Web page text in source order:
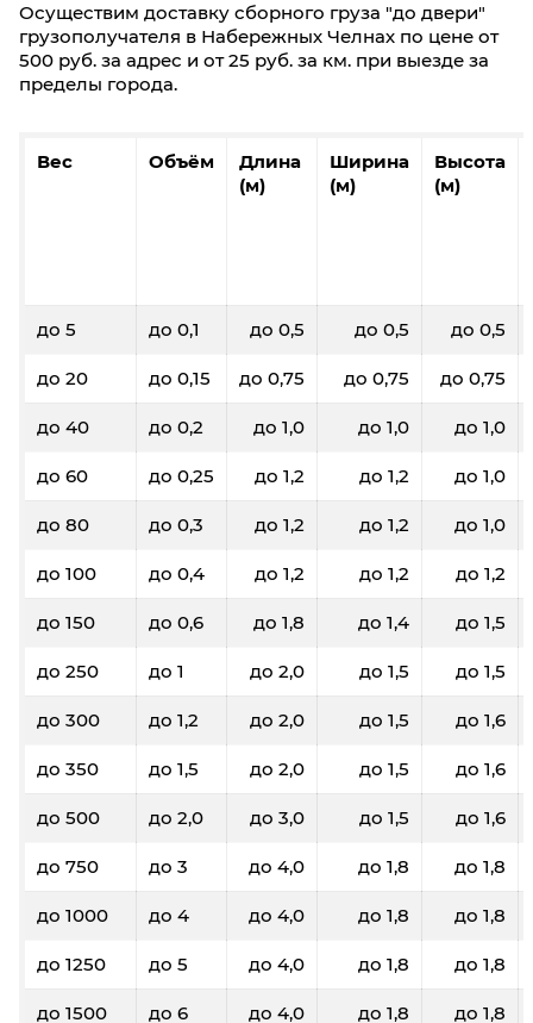
Осуществим доставку сборного груза "до двери"
грузополучателя в Набережных Челнах по цене от
500 руб. за адрес и от 25 руб. за км. при выезде за
пределы города.
Вес Объём
Длина
(м)
Ширина
(м)
Высота
(м)
до 5 до 0,1 до 0,5 до 0,5 до 0,5
до 20 до 0,15 до 0,75 до 0,75 до 0,75
до 40 до 0,2 до 1,0 до 1,0 до 1,0
до 60 до 0,25 до 1,2 до 1,2 до 1,0
до 80 до 0,3 до 1,2 до 1,2 до 1,0
до 100 до 0,4 до 1,2 до 1,2 до 1,2
до 150 до 0,6 до 1,8 до 1,4 до 1,5
до 250 до 1 до 2,0 до 1,5 до 1,5
до 300 до 1,2 до 2,0 до 1,5 до 1,6
до 350 до 1,5 до 2,0 до 1,5 до 1,6
до 500 до 2,0 до 3,0 до 1,5 до 1,6
до 750 до 3 до 4,0 до 1,8 до 1,8
до 1000 до 4 до 4,0 до 1,8 до 1,8
до 1250 до 5 до 4,0 до 1,8 до 1,8
до 1500 до 6 до 4,0 до 1,8 до 1,8